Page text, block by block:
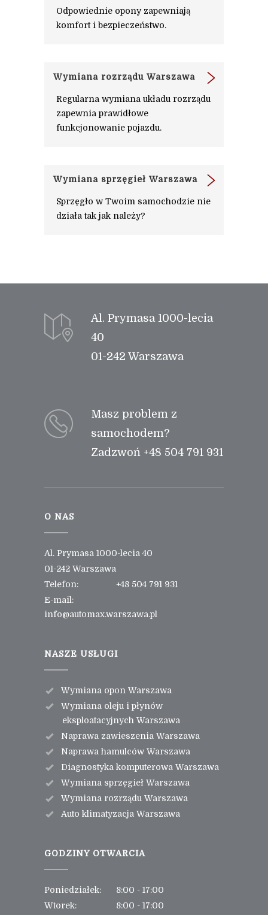
Odpowiednie opony zapewniają
komfort i bezpieczeństwo.
Wymiana rozrządu Warszawa
Regularna wymiana układu rozrządu
zapewnia prawidłowe
funkcjonowanie pojazdu.
Wymiana sprzęgieł Warszawa
Sprzęgło w Twoim samochodzie nie
działa tak jak należy?
Al. Prymasa 1000-lecia
40
01-242 Warszawa
Masz problem z
samochodem?
Zadzwoń +48 504 791 931
O NAS
Al. Prymasa 1000-lecia 40
01-242 Warszawa
Telefon:
+48 504 791 931
E-mail:
info@automax.warszawa.pl
NASZE USŁUGI
Wymiana opon Warszawa
Wymiana oleju i płynów
eksploatacyjnych Warszawa
Naprawa zawieszenia Warszawa
Naprawa hamulców Warszawa
Diagnostyka komputerowa Warszawa
Wymiana sprzęgieł Warszawa
Wymiana rozrządu Warszawa
Auto klimatyzacja Warszawa
GODZINY OTWARCIA
Poniedziałek:
8:00 - 17:00
Wtorek:
8:00 - 17:00